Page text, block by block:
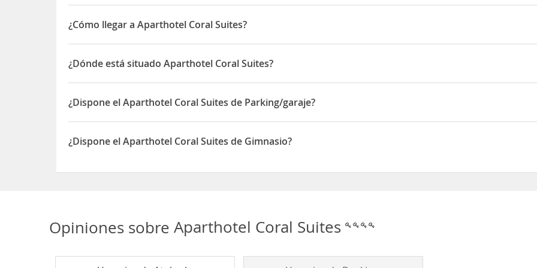
La entrada a Aparthotel Coral Suites es a partir de las 13:00 horas
y la salida antes de las 13:00 horas
¿Cómo llegar a Aparthotel Coral Suites?
Está en el área comercial y de negocios dePanamá, a 90 metros de laAvenida Vía Españay a 10 minutos del centro
ElAeropuerto Internacional de Tocumenqueda a unos 20 minutos del hotel.
¿Dónde está situado Aparthotel Coral Suites?
El Aparthotel Coral Suites está situado en C/ Calle D El Cangrejo - 0830-00377
¿Dispone el Aparthotel Coral Suites de Parking/garaje?
Sí, el Aparthotel Coral Suites dispone de Parking/garaje
¿Dispone el Aparthotel Coral Suites de Gimnasio?
Opiniones sobre Aparthotel Coral Suites